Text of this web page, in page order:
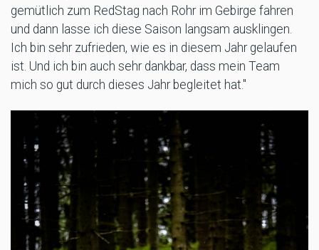
gemütlich zum RedStag nach Rohr im Gebirge fahren
und dann lasse ich diese Saison langsam ausklingen.
Ich bin sehr zufrieden, wie es in diesem Jahr gelaufen
ist. Und ich bin auch sehr dankbar, dass mein Team
mich so gut durch dieses Jahr begleitet hat."